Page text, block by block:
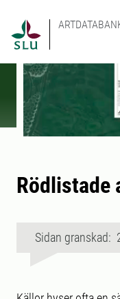
Rödlistade
Sidan granskad: